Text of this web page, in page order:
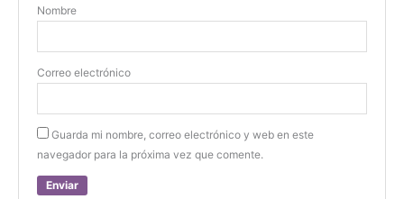
Nombre
Correo electrónico
Guarda mi nombre, correo electrónico y web en este
navegador para la próxima vez que comente.